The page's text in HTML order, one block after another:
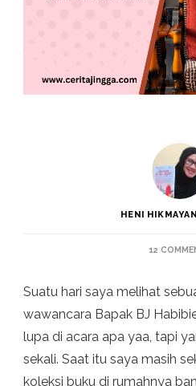
HENI
12
Suatu hari saya melihat
wawancara Bapak BJ
lupa di acara apa yaa, tapi
sekali. Saat itu saya masih
koleksi buku di rumahnya